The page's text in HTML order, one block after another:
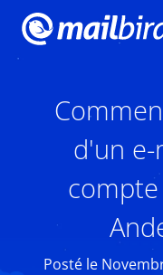
d'un e-
Posté le